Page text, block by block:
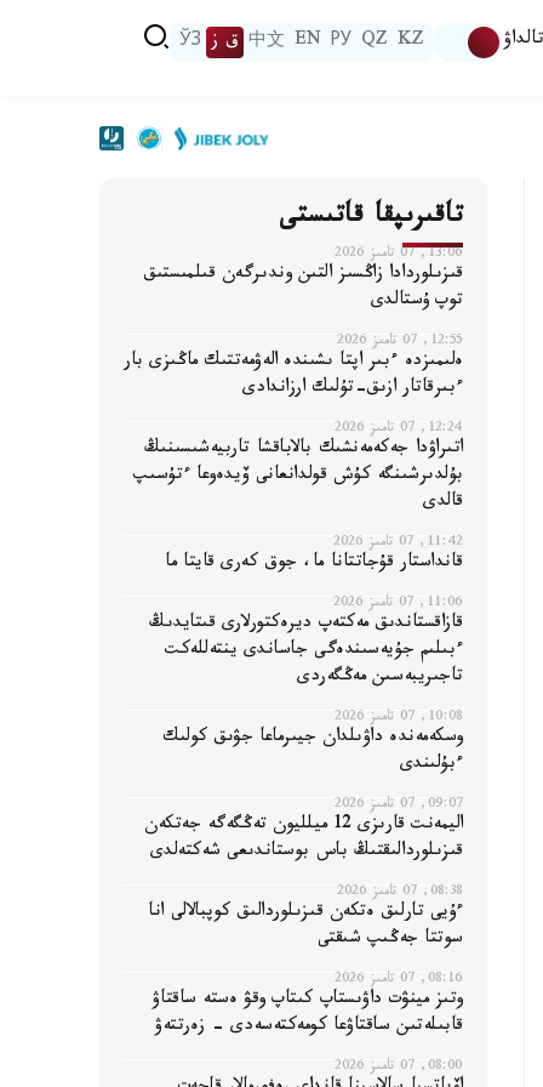
تالداۋ KZ
QZ
РУ
EN
中文 ق ز ЎЗ
تاقىرىپقا قاتىستى
13:06, 07 تامىز 2026
قىزىلوردادا زاڭسىز التىن وندىرگەن قىلمىستىق
توپ ۇستالدى
12:55, 07 تامىز 2026
ەلىمىزدە ءبىر اپتا ىشىندە الەۋمەتتىك ماڭىزى بار
ءبىرقاتار ازىق-تۇلىك ارزاندادى
12:24, 07 تامىز 2026
اتىراۋدا جەكەمەنشىك بالاباقشا تاربيەشىسىنىڭ
بۇلدىرشىنگە كۇش قولدانعانى ۆيدەوعا ءتۇسىپ
قالدى
11:42, 07 تامىز 2026
قانداستار قۇجاتتانا ما، جوق كەرى قايتا ما
11:06, 07 تامىز 2026
قازاقستاندىق مەكتەپ ديرەكتورلارى قىتايدىڭ
ءبىلىم جۇيەسىندەگى جاساندى ينتەللەكت
تاجىريبەسىن مەڭگەردى
10:08, 07 تامىز 2026
وسكەمەندە داۋىلدان جيىرماعا جۋىق كولىك
ءبۇلىندى
09:07, 07 تامىز 2026
اليمەنت قارىزى 12 ميلليون تەڭگەگە جەتكەن
قىزىلوردالىقتىڭ باس بوستاندىعى شەكتەلدى
08:38, 07 تامىز 2026
ءۇيى تارلىق ەتكەن قىزىلوردالىق كوپبالالى انا
سوتتا جەڭىپ شىقتى
08:16, 07 تامىز 2026
وتىز مينۋت داۋىستاپ كىتاپ وقۋ ەستە ساقتاۋ
قابىلەتىن ساقتاۋعا كومەكتەسەدى - زەرتتەۋ
08:00, 07 تامىز 2026